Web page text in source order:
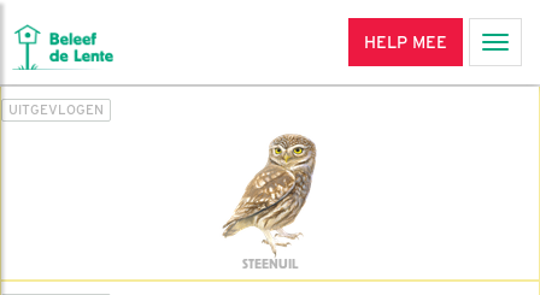
HELP MEE
UITGEVLOGEN
STEENUIL